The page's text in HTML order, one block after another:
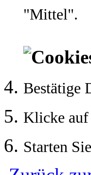
"Mittel".
Bestätige
Klicke auf
Starten